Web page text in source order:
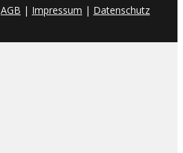
AGB | Impressum | Datenschutz